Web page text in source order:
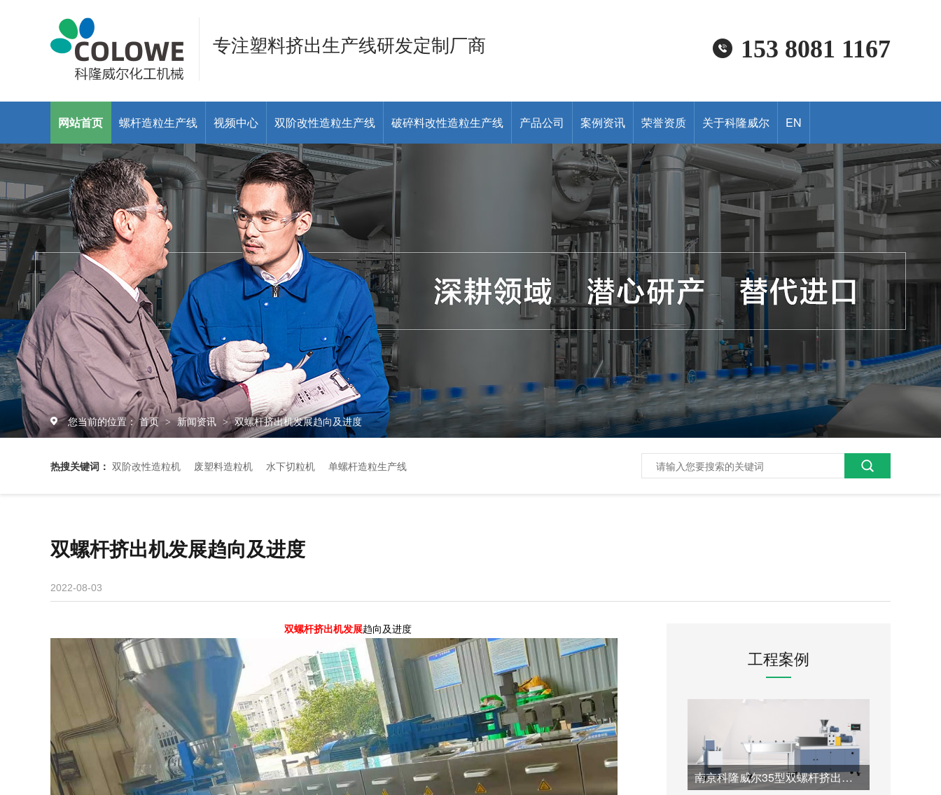
专注塑料挤出生产线研发定制厂商 153 8081 1167
网站首页 螺杆造粒生产线 视频中心 双阶改性造粒生产线 破碎料改性造粒生产线 产品公司 案例资讯 荣誉资质 关于科隆威尔 EN
您当前的位置： 首页 > 新闻资讯 > 双螺杆挤出机发展趋向及进度
热搜关键词： 双阶改性造粒机 废塑料造粒机 水下切粒机 单螺杆造粒生产线
双螺杆挤出机发展趋向及进度
2022-08-03
双螺杆挤出机发展趋向及进度
工程案例
南京科隆威尔35型双螺杆挤出机：60:1.帮助全降解材料高价值造粒的专业超长径比解决方案。